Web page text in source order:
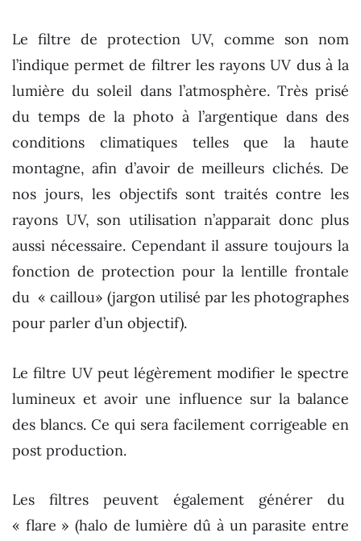
Le filtre de protection UV, comme son nom
l’indique permet de filtrer les rayons UV dus à la
lumière du soleil dans l’atmosphère. Très prisé
du temps de la photo à l’argentique dans des
conditions climatiques telles que la haute
montagne, afin d’avoir de meilleurs clichés. De
nos jours, les objectifs sont traités contre les
rayons UV, son utilisation n’apparait donc plus
aussi nécessaire. Cependant il assure toujours la
fonction de protection pour la lentille frontale
du « caillou» (jargon utilisé par les photographes
pour parler d’un objectif).
Le filtre UV peut légèrement modifier le spectre
lumineux et avoir une influence sur la balance
des blancs. Ce qui sera facilement corrigeable en
post production.
Les filtres peuvent également générer du
« flare » (halo de lumière dû à un parasite entre